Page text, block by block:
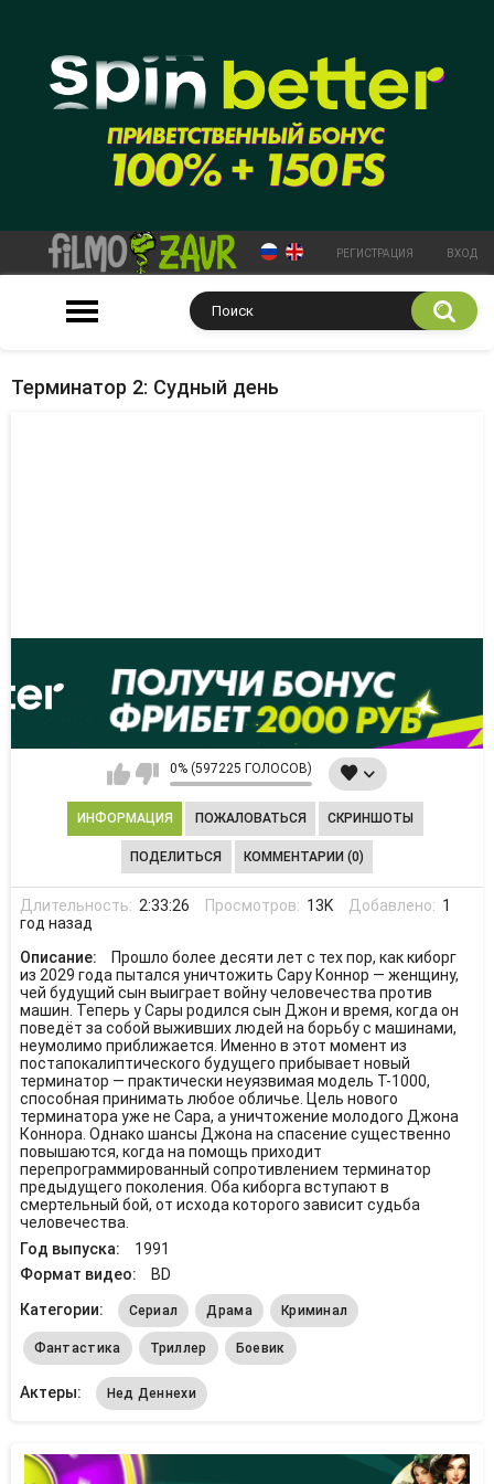
РЕГИСТРАЦИЯ ВХОД
Терминатор 2: Судный день
0% (597225 ГОЛОСОВ)
ИНФОРМАЦИЯ ПОЖАЛОВАТЬСЯ СКРИНШОТЫ
ПОДЕЛИТЬСЯ КОММЕНТАРИИ (0)
Длительность: 2:33:26 Просмотров: 13K Добавлено: 1
год назад
Описание:
Прошло более десяти лет с тех пор, как киборг
из 2029 года пытался уничтожить Сару Коннор — женщину,
чей будущий сын выиграет войну человечества против
машин. Теперь у Сары родился сын Джон и время, когда он
поведёт за собой выживших людей на борьбу с машинами,
неумолимо приближается. Именно в этот момент из
постапокалиптического будущего прибывает новый
терминатор — практически неуязвимая модель T-1000,
способная принимать любое обличье. Цель нового
терминатора уже не Сара, а уничтожение молодого Джона
Коннора. Однако шансы Джона на спасение существенно
повышаются, когда на помощь приходит
перепрограммированный сопротивлением терминатор
предыдущего поколения. Оба киборга вступают в
смертельный бой, от исхода которого зависит судьба
человечества.
Год выпуска:
1991
Формат видео:
BD
Категории:
Сериал Драма Криминал
Фантастика Триллер Боевик
Актеры: Нед Деннехи